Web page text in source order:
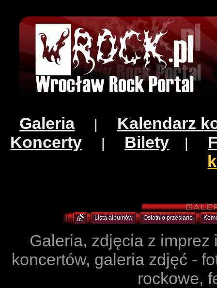
Galeria| Kalendarz
Koncerty | Bilety |
Lista albumów Ostatnio przesłane
Galeria, zdjęcia z imprez
koncertów, galeria zdjęć -
rockowe,